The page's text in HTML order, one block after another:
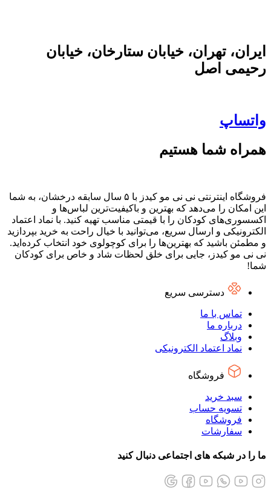
ایران، تهران، خیابان ستارخان، خیابان
رحیمی اصل
واتساپ
همراه شما هستیم
فروشگاه اینترنتی نی نی مو کیدز با ۵ سال سابقه درخشان، به شما
این امکان را می‌دهد که بهترین و باکیفیت‌ترین لباس‌ها و
اکسسوری‌های کودکان را با قیمتی مناسب تهیه کنید. با نماد اعتماد
الکترونیکی و ارسال سریع، می‌توانید با خیال راحت به خرید بپردازید
و مطمئن باشید که بهترین‌ها را برای کوچولوی خود انتخاب کرده‌اید.
نی نی مو کیدز، جایی برای خلق لحظات شاد و خاص برای کودکان
شما!
دسترسی سریع
تماس با ما
درباره ما
وبلاگ
نماد اعتماد الکترونیکی
فروشگاه
سبد خرید
تسویه حساب
فروشگاه
سفارشات
ما را در شبکه های اجتماعی دنبال کنید